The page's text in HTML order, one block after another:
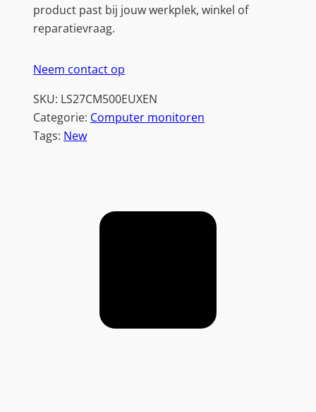
product past bij jouw werkplek, winkel of
reparatievraag.
Neem contact op
SKU: LS27CM500EUXEN
Categorie: Computer monitoren
Tags: New